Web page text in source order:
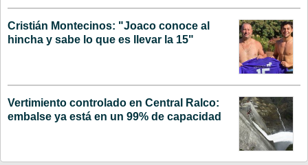
Cristián Montecinos: "Joaco conoce al
hincha y sabe lo que es llevar la 15"
Vertimiento controlado en Central Ralco:
embalse ya está en un 99% de capacidad